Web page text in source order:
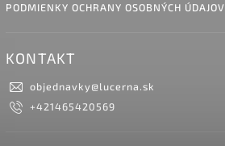
PODMIENKY OCHRANY OSOBNÝCH ÚDAJOV
KONTAKT
objednavky@lucerna.sk
+421465420569